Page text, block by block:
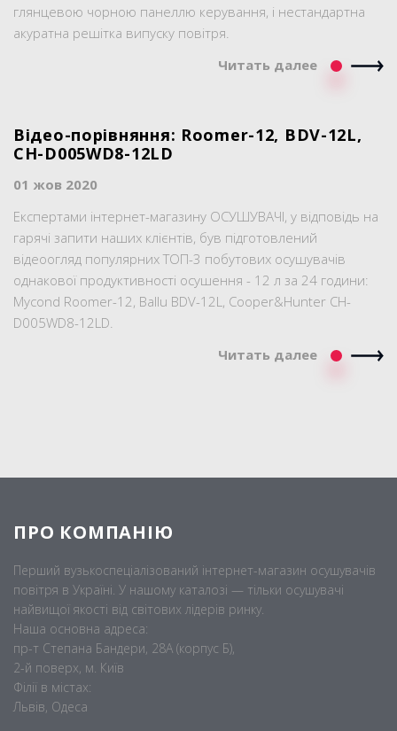
глянцевою чорною панеллю керування, і нестандартна
акуратна решітка випуску повітря.
Читать далее
Відео-порівняння: Roomer-12, BDV-12L,
CH-D005WD8-12LD
01 жов 2020
Експертами інтернет-магазину ОСУШУВАЧІ, у відповідь на
гарячі запити наших клієнтів, був підготовлений
відеоогляд популярних ТОП-3 побутових осушувачів
однакової продуктивності осушення - 12 л за 24 години:
Mycond Roomer-12, Ballu BDV-12L, Cooper&Hunter CH-
D005WD8-12LD.
Читать далее
ПРО КОМПАНІЮ
Перший вузькоспеціалізований інтернет-магазин осушувачів
повітря в Україні. У нашому каталозі — тільки осушувачі
найвищої якості від світових лідерів ринку.
Наша основна адреса:
пр-т Степана Бандери, 28А (корпус Б),
2-й поверх, м. Київ
Філії в містах:
Львів, Одеса